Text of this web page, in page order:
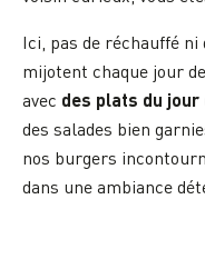
Ici, pas de réchauffé
mijotent chaque jour
avec des plats du
des salades bien
nos burgers
dans une ambiance